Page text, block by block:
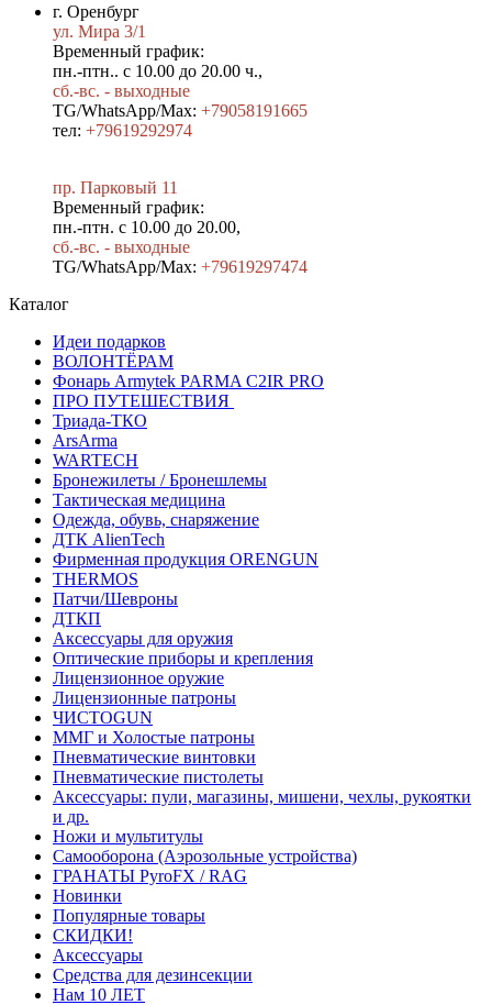
г. Оренбург
ул. Мира 3/1
Временный график:
пн.-птн.. с 10.00 до 20.00 ч.,
сб.-вс. - выходные
TG/WhatsApp/Max: +79058191665
тел: +79619292974
пр. Парковый 11
Временный график:
пн.-птн. с 10.00 до 20.00,
сб.-вс. - выходные
TG/WhatsApp/Max: +79619297474
Каталог
Идеи подарков
ВОЛОНТЁРАМ
Фонарь Armytek PARMA C2IR PRO
ПРО ПУТЕШЕСТВИЯ
Триада-ТКО
ArsArma
WARTECH
Бронежилеты / Бронешлемы
Тактическая медицина
Одежда, обувь, снаряжение
ДТК AlienTech
Фирменная продукция ORENGUN
THERMOS
Патчи/Шевроны
ДТКП
Аксессуары для оружия
Оптические приборы и крепления
Лицензионное оружие
Лицензионные патроны
ЧИСТОGUN
ММГ и Холостые патроны
Пневматические винтовки
Пневматические пистолеты
Аксессуары: пули, магазины, мишени, чехлы, рукоятки
и др.
Ножи и мультитулы
Самооборона (Аэрозольные устройства)
ГРАНАТЫ PyroFX / RAG
Новинки
Популярные товары
СКИДКИ!
Аксессуары
Средства для дезинсекции
Нам 10 ЛЕТ